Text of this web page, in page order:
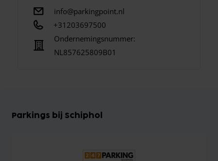
info@parkingpoint.nl
+31203697500
Ondernemingsnummer:
NL857625809B01
Parkings bij Schiphol